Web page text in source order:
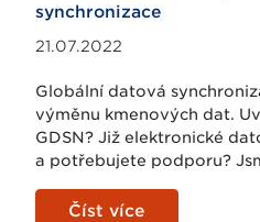
synchronizace
21.07.2022
Globální datová
výměnu kmenových dat.
GDSN? Již elektronické
a potřebujete podporu?
Číst více